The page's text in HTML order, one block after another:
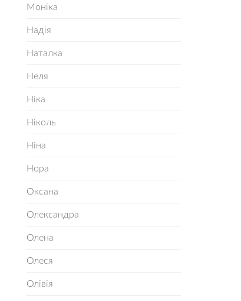
Моніка
Надія
Наталка
Неля
Ніка
Ніколь
Ніна
Нора
Оксана
Олександра
Олена
Олеся
Олівія